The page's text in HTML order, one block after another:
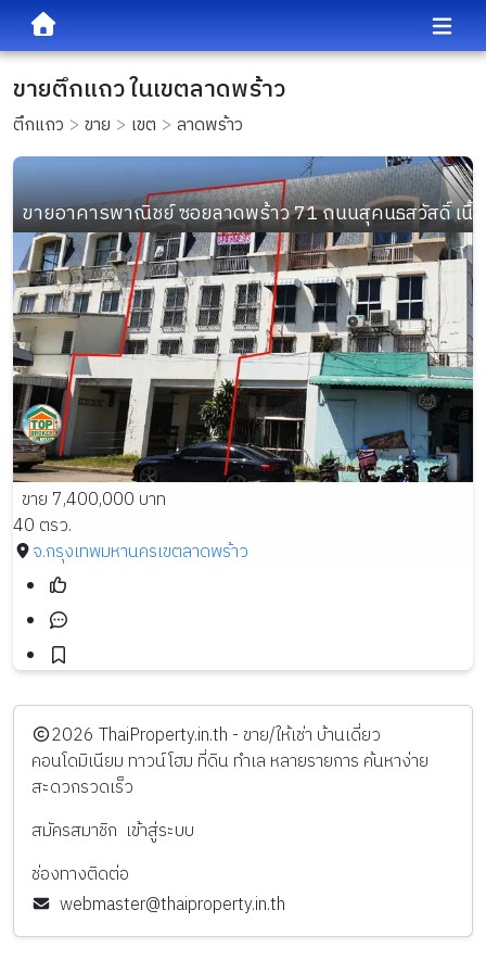
ขายตึกแถว ในเขตลาดพร้าว
ตึกแถว ขาย เขต ลาดพร้าว
ขายอาคารพาณิชย์ ซอยลาดพร้าว 71 ถนนสุคนธสวัสดิ์ เนื้
ขาย 7,400,000 บาท
40 ตรว.
จ.กรุงเทพมหานครเขตลาดพร้าว
️2026 ThaiProperty.in.th - ขาย/ให้เช่า บ้านเดี่ยว
คอนโดมิเนียม ทาวน์โฮม ที่ดิน ทำเล หลายรายการ ค้นหาง่าย
สะดวกรวดเร็ว
สมัครสมาชิก เข้าสู่ระบบ
ช่องทางติดต่อ
webmaster@thaiproperty.in.th